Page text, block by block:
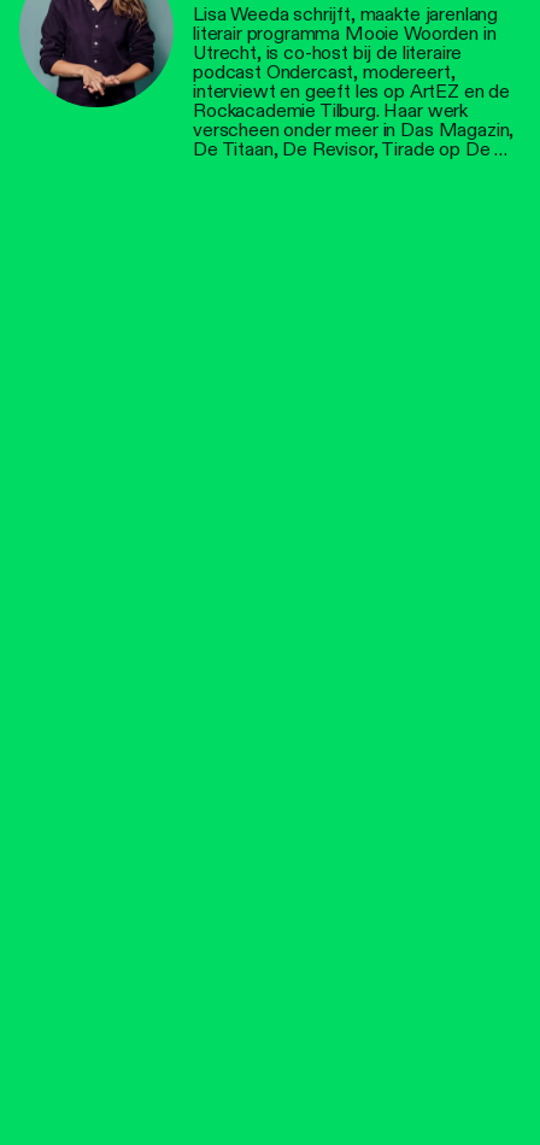
Lisa Weeda schrijft, maakte jarenlang
literair programma Mooie Woorden in
Utrecht, is co-host bij de literaire
podcast Ondercast, modereert,
interviewt en geeft les op ArtEZ en de
Rockacademie Tilburg. Haar werk
verscheen onder meer in Das Magazin,
De Titaan, De Revisor, Tirade op De …